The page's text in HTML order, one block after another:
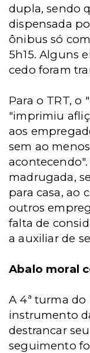
dupla, sendo
dispensada
ônibus só
5h15. Alguns
cedo foram
Para o TRT, o
"imprimiu
aos
sem ao
madrugada,
para casa, ao
outros
falta de
a auxiliar de
Abalo moral
A 4ª turma do
instrumento
destrancar
seguimento